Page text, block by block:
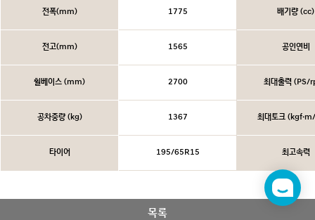
전폭(mm) 1775 배기량 (cc)
전고(mm) 1565 공인연비
휠베이스 (mm) 2700 최대출력 (PS/
공차중량 (kg) 1367 최대토크
타이어 195/65R15 최고속력
목록
챗
봇